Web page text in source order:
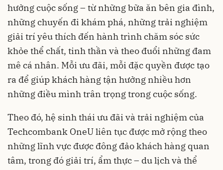
hưởng cuộc sống – từ những bữa ăn bên gia đình,
những chuyến đi khám phá, những trải nghiệm
giải trí yêu thích đến hành trình chăm sóc sức
khỏe thể chất, tinh thần và theo đuổi những đam
mê cá nhân. Mỗi ưu đãi, mỗi đặc quyền được tạo
ra để giúp khách hàng tận hưởng nhiều hơn
những điều mình trân trọng trong cuộc sống.
Theo đó, hệ sinh thái ưu đãi và trải nghiệm của
Techcombank OneU liên tục được mở rộng theo
những lĩnh vực được đông đảo khách hàng quan
tâm, trong đó giải trí, ẩm thực – du lịch và thể